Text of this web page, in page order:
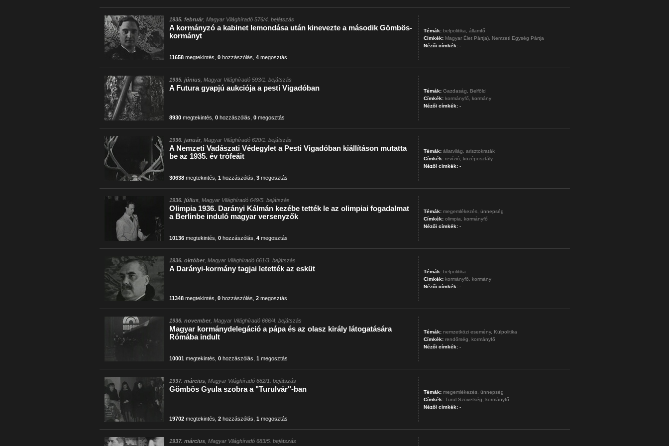
1935. február, Magyar Világhíradó 576/4. bejátszás
A kormányzó a kabinet lemondása után kinevezte a második Gömbös-
kormányt
11658megtekintés 0hozzászólás 4megosztás
Témák: belpolitika,
államfő
Címkék: Magyar Élet Pártja),
Nemzeti Egység Pártja
Nézői címkék:-
1935. június, Magyar Világhíradó 593/1. bejátszás
A Futura gyapjú aukciója a pesti Vigadóban
8930megtekintés 0hozzászólás 0megosztás
Témák: Gazdaság,
Belföld
Címkék: kormányfő,
kormány
Nézői címkék:-
1936. január, Magyar Világhíradó 620/1. bejátszás
A Nemzeti Vadászati Védegylet a Pesti Vigadóban kiállításon mutatta
be az 1935. év trófeáit
30638megtekintés 1 hozzászólás 3megosztás
Témák: állatvilág,
arisztokraták
Címkék: revízió,
középosztály
Nézői címkék:-
1936. július, Magyar Világhíradó 649/5. bejátszás
Olimpia 1936. Darányi Kálmán kezébe tették le az olimpiai fogadalmat
a Berlinbe induló magyar versenyzők
10136megtekintés 0hozzászólás 4megosztás
Témák: megemlékezés, ünnepség
Címkék: olimpia,
kormányfő
Nézői címkék:-
1936. október, Magyar Világhíradó 661/3. bejátszás
A Darányi-kormány tagjai letették az esküt
11348megtekintés 0hozzászólás 2megosztás
Témák: belpolitika
Címkék: kormányfő,
kormány
Nézői címkék:-
1936. november, Magyar Világhíradó 666/4. bejátszás
Magyar kormánydelegáció a pápa és az olasz király látogatására
Rómába indult
10001 megtekintés 0hozzászólás 1 megosztás
Témák: nemzetközi esemény, Külpolitika
Címkék: rendőrség,
kormányfő
Nézői címkék:-
1937. március, Magyar Világhíradó 682/1. bejátszás
Gömbös Gyula szobra a "Turulvár"-ban
19702megtekintés 2hozzászólás 1 megosztás
Témák: megemlékezés, ünnepség
Címkék: Turul Szövetség,
kormányfő
Nézői címkék:-
1937. március, Magyar Világhíradó 683/5. bejátszás